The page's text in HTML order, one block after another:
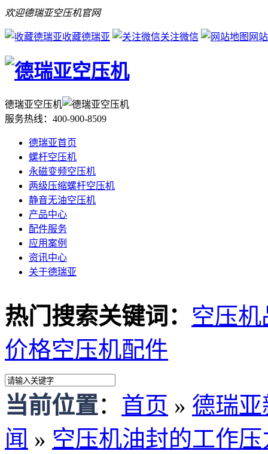
欢迎德瑞亚空压机官网
收藏德瑞亚 关注微信 网
德瑞亚空压机
服务热线： 400-900-8509
德瑞亚首页
螺杆空压机
永磁变频空压机
两级压缩螺杆空压机
静音无油空压机
产品中心
配件服务
应用案例
资讯中心
关于德瑞亚
热门搜索关键词： 空压机
价格空压机配件
当前位置： 首页 » 德瑞
闻 » 空压机油封的工作